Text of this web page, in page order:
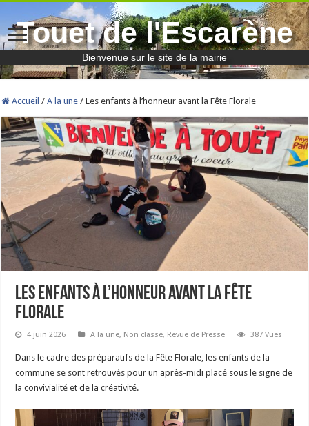
Touet de l'Escarène
Bienvenue sur le site de la mairie
Accueil / A la une / Les enfants à l’honneur avant la Fête Florale
Les enfants à l’honneur avant la Fête
Florale
4 juin 2026 A la une, Non classé, Revue de Presse 387 Vues
Dans le cadre des préparatifs de la Fête Florale, les enfants de la
commune se sont retrouvés pour un après-midi placé sous le signe de
la convivialité et de la créativité.